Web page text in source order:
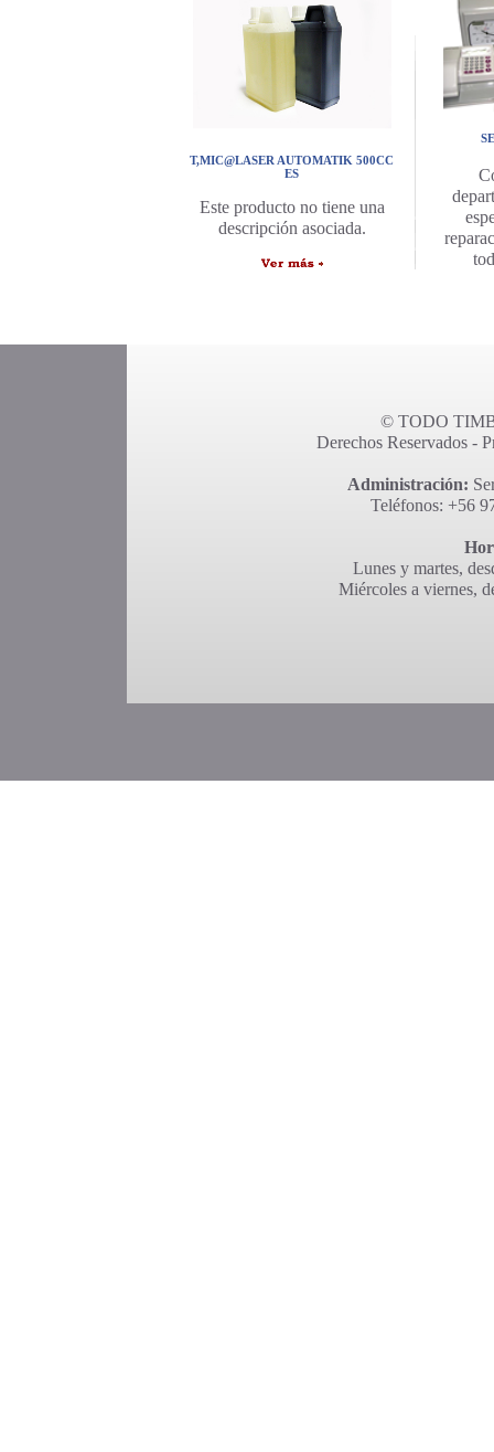
T,MIC@LASER AUTOMATIK 500CC
ES
Este producto no tiene una
descripción asociada.
© TODO
Derechos Reservados -
Administración:
Teléfonos: +56
Lunes y martes,
Miércoles a viernes,